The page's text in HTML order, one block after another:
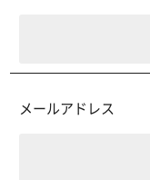
メールアドレス